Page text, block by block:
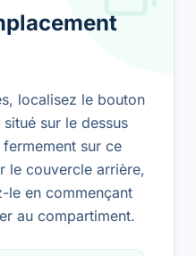
localisez le bouton
sur le dessus
sur ce
le couvercle arrière,
le en commençant
au compartiment.